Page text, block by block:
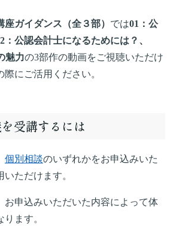
座ガイダンス（全３部） では01：公
公認会計士になるためには？、
魅力の3部作の動画をご視聴いただけ
にご活用ください。
受講するには
個別相談のいずれかをお申込みいた
ただけます。
お申込みいただいた内容によって体
ます。